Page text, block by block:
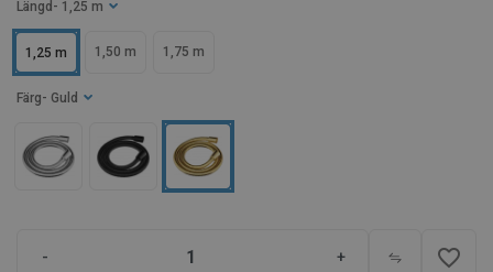
Längd - 1,25 m
1,25 m 1,50 m 1,75 m
Färg - Guld
- + favorite_border